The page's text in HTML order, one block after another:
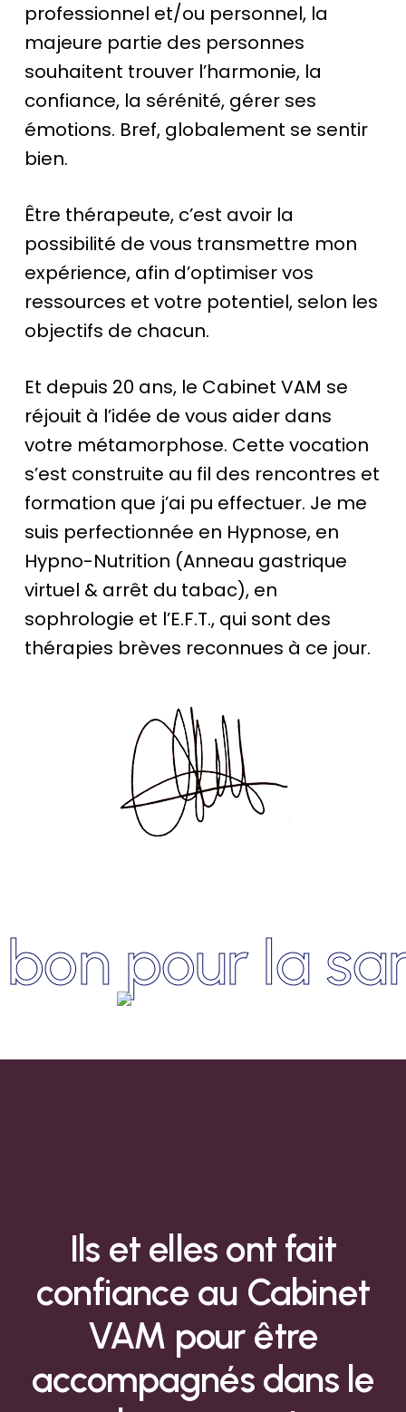
professionnel et/ou personnel, la
majeure partie des personnes
souhaitent trouver l’harmonie, la
confiance, la sérénité, gérer ses
émotions. Bref, globalement se sentir
bien.
Être thérapeute, c’est avoir la
possibilité de vous transmettre mon
expérience, afin d’optimiser vos
ressources et votre potentiel, selon les
objectifs de chacun.
Et depuis 20 ans, le Cabinet VAM se
réjouit à l’idée de vous aider dans
votre métamorphose. Cette vocation
s’est construite au fil des rencontres et
formation que j’ai pu effectuer. Je me
suis perfectionnée en Hypnose, en
Hypno-Nutrition (Anneau gastrique
virtuel & arrêt du tabac), en
sophrologie et l’E.F.T., qui sont des
thérapies brèves reconnues à ce jour.
pour la
Ils et elles ont fait
confiance au Cabinet
VAM pour être
accompagnés dans le